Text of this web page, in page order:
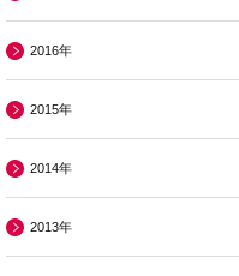
2016年
2015年
2014年
2013年